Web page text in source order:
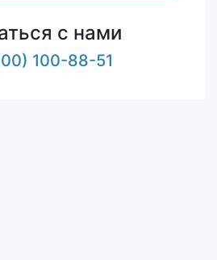
с нами
100-88-51